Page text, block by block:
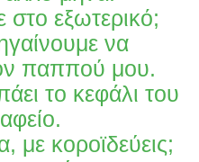
στο εξωτερικό;
να
παππού μου.
το κεφάλι του
με κοροϊδεύεις;